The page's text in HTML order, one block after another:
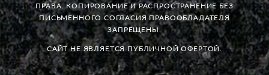
ПРАВА. КОПИРОВАНИЕ И РАСПРОСТРАНЕНИЕ БЕЗ
ПИСЬМЕННОГО СОГЛАСИЯ ПРАВООБЛАДАТЕЛЯ
ЗАПРЕЩЕНЫ.
САЙТ НЕ ЯВЛЯЕТСЯ ПУБЛИЧНОЙ ОФЕРТОЙ.